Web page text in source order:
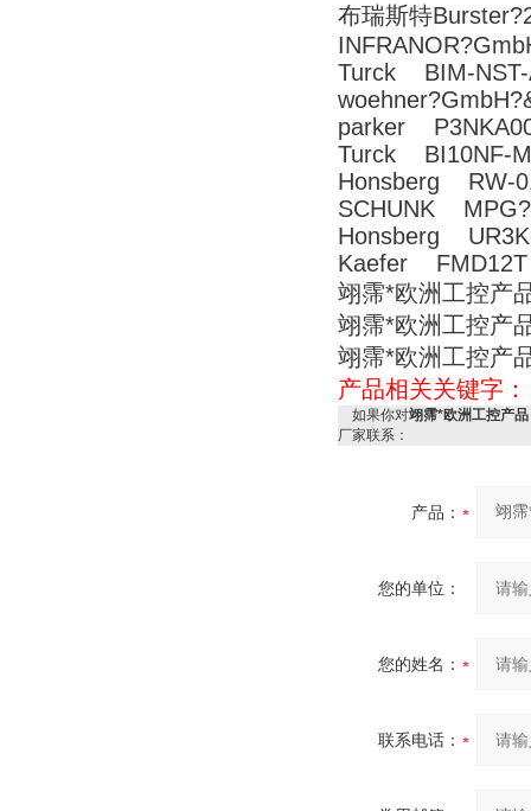
布瑞斯特
Turck BIM-NST-
parker
Turck BI10NF-
Honsberg RW-
SCHUNK
Honsberg
Kaefer FMD12T
翊霈*欧洲工控
翊霈*欧洲工控
翊霈*欧洲工控
产品相关关键字
如果你对翊霈*欧洲工控产
厂家联系：
产品：
您的单位：
您的姓名：
联系电话：